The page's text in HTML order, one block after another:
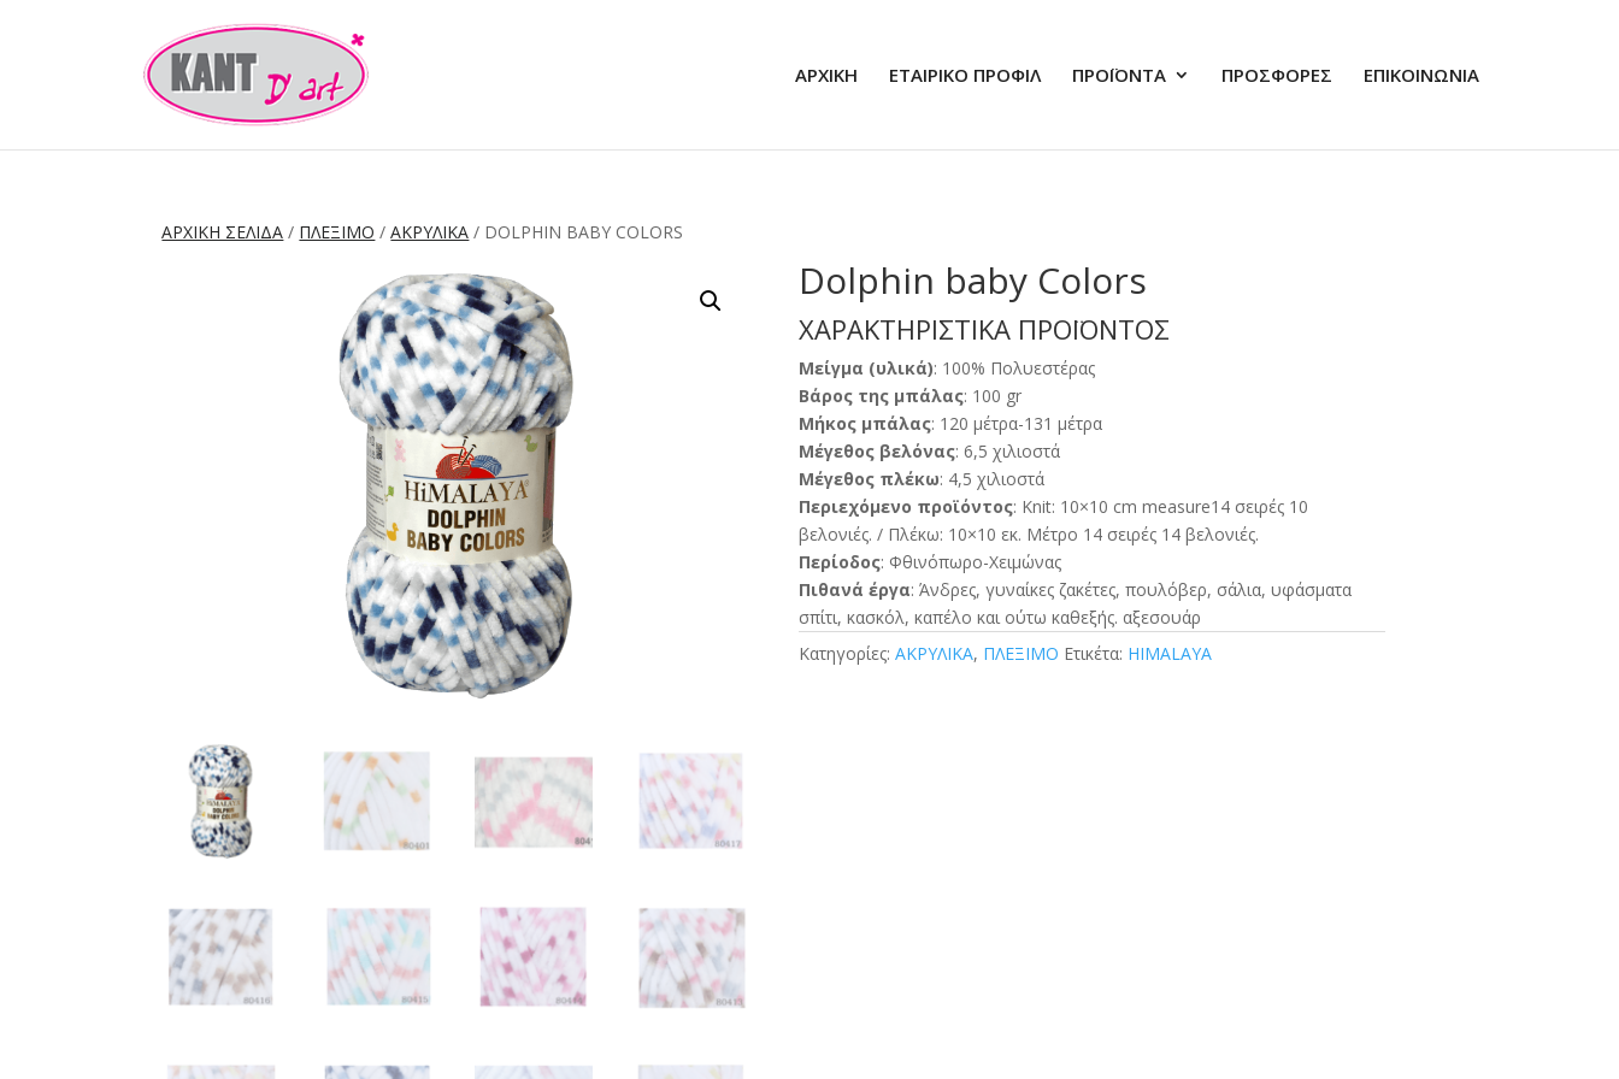
ΑΡΧΙΚΗ ΕΤΑΙΡΙΚΟ ΠΡΟΦΙΛ ΠΡΟΪΟΝΤΑ ΠΡΟΣΦΟΡΕΣ ΕΠΙΚΟΙΝΩΝΙΑ
ΑΡΧΙΚΉ ΣΕΛΊΔΑ / ΠΛΕΞΙΜΟ /ΑΚΡΥΛΙΚΑ / DOLPHIN BABY COLORS
Dolphin baby Colors
ΧΑΡΑΚΤΗΡΙΣΤΙΚΑ ΠΡΟΪΟΝΤΟΣ
Μείγμα (υλικά): 100% Πολυεστέρας
Βάρος της μπάλας: 100 gr
Μήκος μπάλας: 120 μέτρα-131 μέτρα
Μέγεθος βελόνας: 6,5 χιλιοστά
Μέγεθος πλέκω: 4,5 χιλιοστά
Περιεχόμενο προϊόντος: Knit: 10×10 cm measure14 σειρές 10
βελονιές. / Πλέκω: 10×10 εκ. Μέτρο 14 σειρές 14 βελονιές.
Περίοδος: Φθινόπωρο-Χειμώνας
Πιθανά έργα: Άνδρες, γυναίκες ζακέτες, πουλόβερ, σάλια, υφάσματα
σπίτι, κασκόλ, καπέλο και ούτω καθεξής. αξεσουάρ
Κατηγορίες: ΑΚΡΥΛΙΚΑ, ΠΛΕΞΙΜΟ Ετικέτα: HIMALAYA